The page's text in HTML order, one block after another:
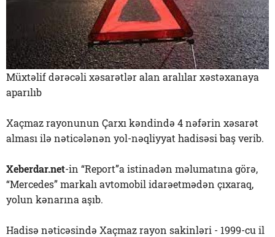
Müxtəlif dərəcəli xəsarətlər alan aralılar xəstəxanaya
aparılıb
Xaçmaz rayonunun Çarxı kəndində 4 nəfərin xəsarət
alması ilə nəticələnən yol-nəqliyyat hadisəsi baş verib.
Xeberdar.net-in “Report”a istinadən məlumatına görə,
“Mercedes” markalı avtomobil idarəetmədən çıxaraq,
yolun kənarına aşıb.
Hadisə nəticəsində Xaçmaz rayon sakinləri - 1999-cu il